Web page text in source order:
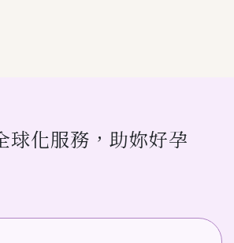
球化服務，助妳好孕